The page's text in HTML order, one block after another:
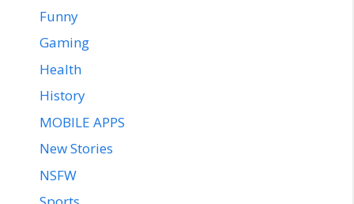
Funny
Gaming
Health
History
MOBILE APPS
New Stories
NSFW